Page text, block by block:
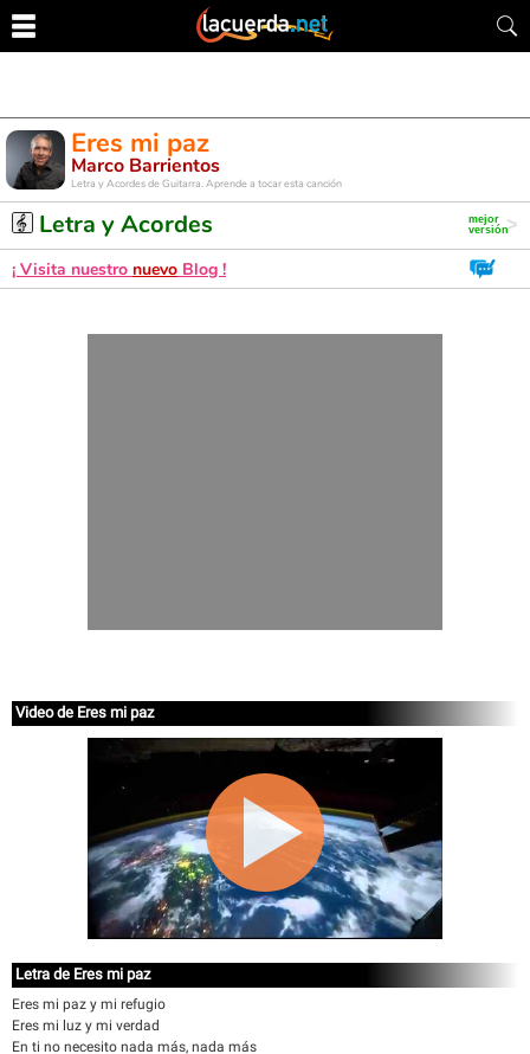
Eres mi paz
Marco Barrientos
Letra y Acordes de Guitarra. Aprende a tocar esta canción
Letra y Acordes
¡ Visita nuestro nuevo Blog !
Video de Eres mi paz
Letra de Eres mi paz
Eres mi paz y mi refugio
Eres mi luz y mi verdad
En ti no necesito nada más, nada más